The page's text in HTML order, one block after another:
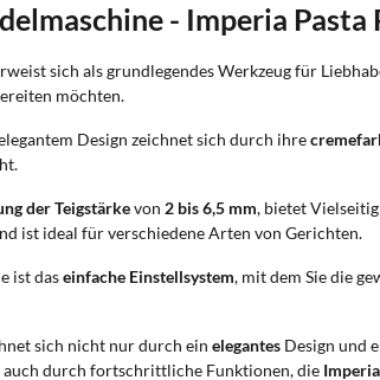
- Imperia Pasta
sich als grundlegendes Werkzeug für
möchten.
Design zeichnet sich durch ihre
der Teigstärkevon 2 bis 6,5 mm, bietet
ist ideal für verschiedene Arten von Gerichten.
ist daseinfache Einstellsystem, mit dem Sie die
sich nicht nur durch ein elegantes Design und
durch fortschrittliche Funktionen, die